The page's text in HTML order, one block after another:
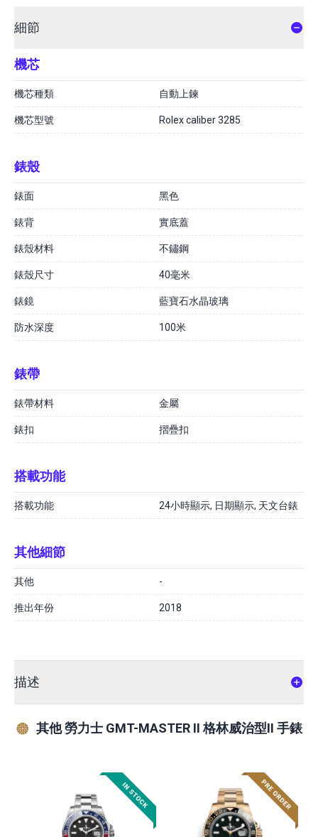
細節
機芯
機芯種類 自動上鍊
機芯型號 Rolex caliber 3285
錶殼
錶面 黑色
錶背 實底蓋
錶殼材料 不鏽鋼
錶殼尺寸 40毫米
錶鏡 藍寶石水晶玻璃
防水深度 100米
錶帶
錶帶材料 金屬
錶扣 摺疊扣
搭載功能
搭載功能 24小時顯示, 日期顯示, 天文台錶
其他細節
其他 -
推出年份 2018
描述
其他 勞力士 GMT-MASTER II 格林威治型II 手錶